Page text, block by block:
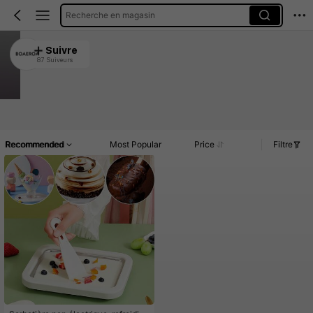
Recherche en magasin
BOAEROA
4.88
Suivre
87 Suiveurs
Recommended Most Popular Price Filtre